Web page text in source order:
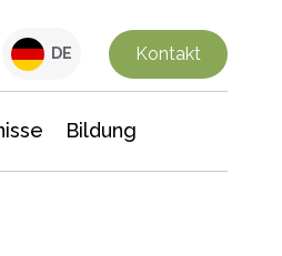
DE Kontakt
Bildung